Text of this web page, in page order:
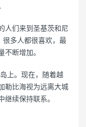
人们来到圣基茨和尼
很多人都很喜欢，最
不断增加。
上。现在，随着越
勒比海视为远离大城
续保持联系。